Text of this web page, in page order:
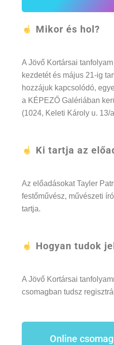
Mikor és hol?
A Jövő Kortársai
kezdetét és május 21-ig
hozzájuk kapcsolódó,
a KÉPEZŐ Galériában
(1024, Keleti Károly u. 13/
Ki tartja az
Az előadásokat Tayler
festőművész, művészeti
tartja.
Hogyan tudok
A Jövő Kortársai
csomagban tudsz
Online